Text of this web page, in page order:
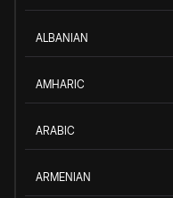
ALBANIAN
AMHARIC
ARABIC
ARMENIAN